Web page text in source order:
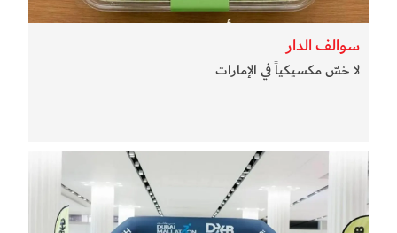
سوالف الدار
لا خسّ مكسيكياً في الإمارات